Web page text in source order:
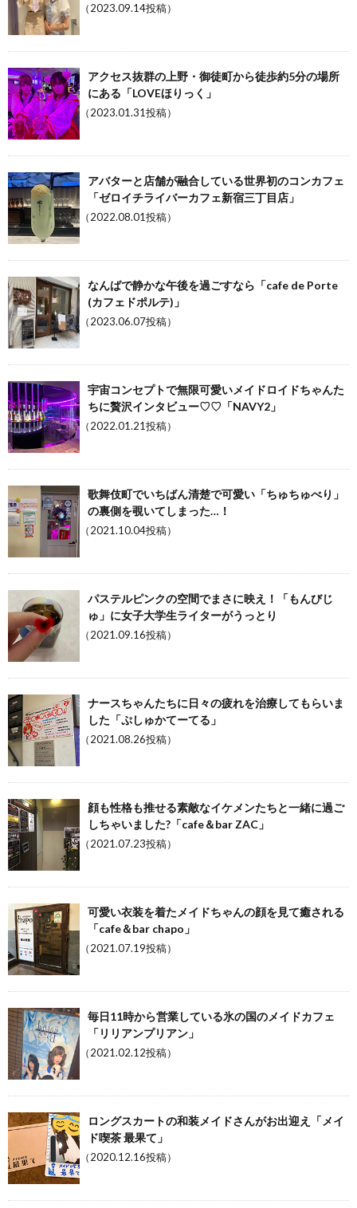
（2023.09.14投稿）
アクセス抜群の上野・御徒町から徒歩約5分の場所
にある「LOVEほりっく」
（2023.01.31投稿）
アバターと店舗が融合している世界初のコンカフェ
「ゼロイチライバーカフェ新宿三丁目店」
（2022.08.01投稿）
なんばで静かな午後を過ごすなら「cafe de Porte
(カフェドポルテ)」
（2023.06.07投稿）
宇宙コンセプトで無限可愛いメイドロイドちゃんた
ちに贅沢インタビュー♡♡「NAVY2」
（2022.01.21投稿）
歌舞伎町でいちばん清楚で可愛い「ちゅちゅべり」
の裏側を覗いてしまった…！
（2021.10.04投稿）
パステルピンクの空間でまさに映え！「もんびじ
ゅ」に女子大学生ライターがうっとり
（2021.09.16投稿）
ナースちゃんたちに日々の疲れを治療してもらいま
した「ぷしゅかてーてる」
（2021.08.26投稿）
顔も性格も推せる素敵なイケメンたちと一緒に過ご
しちゃいました?「cafe＆bar ZAC」
（2021.07.23投稿）
可愛い衣装を着たメイドちゃんの顔を見て癒される
「cafe＆bar chapo」
（2021.07.19投稿）
毎日11時から営業している氷の国のメイドカフェ
「リリアンプリアン」
（2021.02.12投稿）
ロングスカートの和装メイドさんがお出迎え「メイ
ド喫茶 最果て」
（2020.12.16投稿）